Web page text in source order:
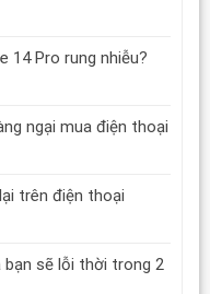
14 Pro rung nhiễu?
ngại mua điện thoại
trên điện thoại
bạn sẽ lỗi thời trong 2